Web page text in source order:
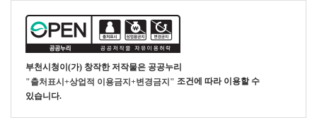
부천시청이(가) 창작한저작물은 공공누리
"출처표시+상업적 이용금지+변경금지" 조건에 따라 이용할 수
있습니다.